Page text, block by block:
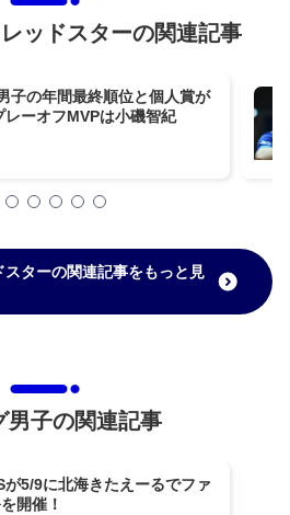
ッドスターの関連記事
子の年間最終順位と個人賞が
レーオフMVPは小磯智紀
ターの関連記事をもっと見
男子の関連記事
が5/9に北海きたえーるでファ
開催！